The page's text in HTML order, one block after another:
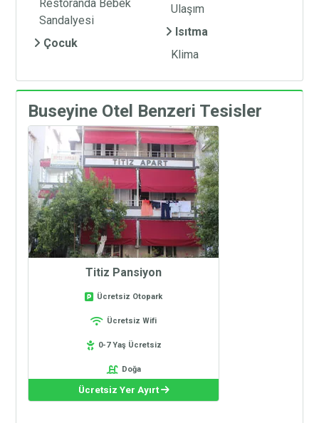
Restoranda Bebek
Sandalyesi
Çocuk
Ulaşım
Isıtma
Klima
Buseyine Otel Benzeri Tesisler
Titiz Pansiyon
Ücretsiz Otopark
Ücretsiz Wifi
0-7 Yaş Ücretsiz
Doğa
Ücretsiz Yer Ayırt